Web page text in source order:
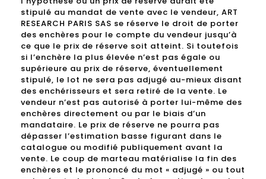
stipulé au mandat de vente avec le vendeur, ART
RESEARCH PARIS SAS se réserve le droit de porter
des enchères pour le compte du vendeur jusqu’à
ce que le prix de réserve soit atteint. Si toutefois
si l’enchère la plus élevée n’est pas égale ou
supérieure au prix de réserve, éventuellement
stipulé, le lot ne sera pas adjugé au-mieux disant
des enchérisseurs et sera retiré de la vente. Le
vendeur n’est pas autorisé à porter lui-même des
enchères directement ou par le biais d’un
mandataire. Le prix de réserve ne pourra pas
dépasser l’estimation basse figurant dans le
catalogue ou modifié publiquement avant la
vente. Le coup de marteau matérialise la fin des
enchères et le prononcé du mot « adjugé » ou tout